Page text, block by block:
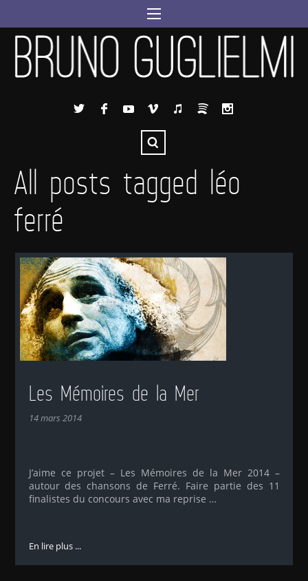
All posts tagged léo
ferré
Les Mémoires de la Mer
14 mars 2014
J’aime ce projet – Les Mémoires de la Mer 2014 –
autour des chansons de Ferré. Faire partie des 11
finalistes du concours avec ma reprise …
En lire plus ...